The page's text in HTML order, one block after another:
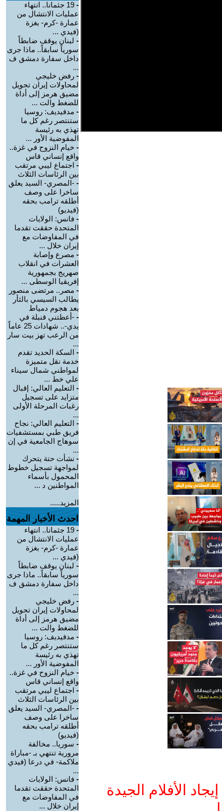
الأفلام الجيدة
-
19 جثمانا.. انتهاء
عمليات الانتشال من
عمارة -كرم- بغزة
(فيدي ...
- لبنان يوقف ضابطاً
سورياً سابقاً.. ماذا جرى
داخل سفارة دمشق ف
...
- رفض خليجي
لمحاولات إيران تحويل
مضيق هرمز إلى أداة
للضغط والت ...
- مدفيديف: روسيا
ستنتصر رغم كل ما
تهذي به رئيسة
المفوضية الأور ...
- خيام النزوح في غزة..
واقع إنساني قاس
- اجتماع ليبي مرتقب
بين الرئاسات الثلاث
- -المصري- السيد يعلق
ساخرا على وصف
أطلقه ترامب بحقه
(فيديو)
- فانس: الولايات
المتحدة حققت تقدما
في المفاوضات مع
إيران خلال ...
- مصرع وإصابة
العشرات في انقلاب
صهريج بجمهورية
إفريقيا الوسطى ...
- مصر.. مرتضى منصور
يطالب السيسي بالثأر
بعد هجوم دمياط
- -أعطتني قنبلة في
يدي-.. شهادات 25 عاماً
من الرعب تهز بيت سار
...
- السكة الحديد تقدم
خدمة نقل متميزة
لمواطني شمال سيناء
علي خط ...
- التعليم العالي: إقبال
متزايد على تسجيل
رغبات المرحلة الأولى
...
- التعليم العالي: نجاح
فريق طبي بمستشفيات
سوهاج الجامعية في إن
...
- نشأت حتة يتحرك
لمواجهة تسجيل خطوط
المحمول بأسماء
المواطنين د ...
المزيد.....
احدث الأخبار المهمة
-
19 جثمانا.. انتهاء
عمليات الانتشال من
عمارة -كرم- بغزة
(فيدي ...
- لبنان يوقف ضابطاً
سورياً سابقاً.. ماذا جرى
داخل سفارة دمشق ف
...
- رفض خليجي
لمحاولات إيران تحويل
مضيق هرمز إلى أداة
للضغط والت ...
- مدفيديف: روسيا
ستنتصر رغم كل ما
تهذي به رئيسة
المفوضية الأور ...
- خيام النزوح في غزة..
واقع إنساني قاس
- اجتماع ليبي مرتقب
بين الرئاسات الثلاث
- -المصري- السيد يعلق
ساخرا على وصف
أطلقه ترامب بحقه
(فيديو)
- سوريا.. مخالفة
مرورية تنتهي بـ -مباراة
ملاكمة- في درعا (فيدي
...
- فانس: الولايات
المتحدة حققت تقدما
في المفاوضات مع
إيران خلال ...